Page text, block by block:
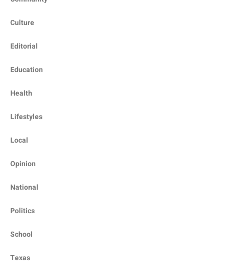
Culture
Editorial
Education
Health
Lifestyles
Local
Opinion
National
Politics
School
Texas